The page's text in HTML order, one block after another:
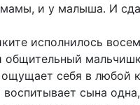
и у малыша. И
исполнилось
общительный
себя в любой
сына